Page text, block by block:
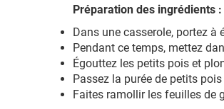
Préparation des ingrédients :
Dans une casserole, portez à
Pendant ce temps, mettez
Égouttez les petits pois et
Passez la purée de petits
Faites ramollir les feuilles de